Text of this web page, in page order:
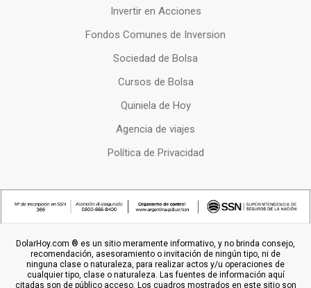
Invertir en Acciones
Fondos Comunes de Inversion
Sociedad de Bolsa
Cursos de Bolsa
Quiniela de Hoy
Agencia de viajes
Política de Privacidad
DolarHoy.com ® es un sitio meramente informativo, y no brinda consejo,
recomendación, asesoramiento o invitación de ningún tipo, ni de
ninguna clase o naturaleza, para realizar actos y/u operaciones de
cualquier tipo, clase o naturaleza. Las fuentes de información aquí
citadas son de público acceso. Los cuadros mostrados en este sitio son